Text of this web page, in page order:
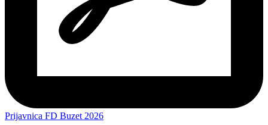
Prijavnica FD Buzet 2026